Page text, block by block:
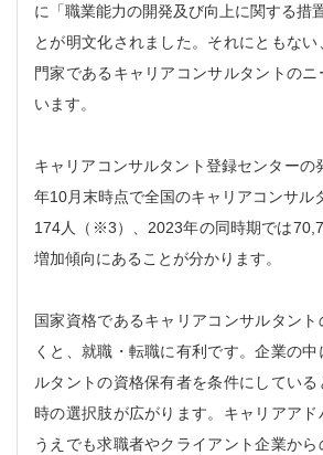
に「職業能⼒の開発及び向上に関する措
とが明文化されました。それにともな
門家であるキャリアコンサルタントの
います。
キャリアコンサルタント登録センターの
年10月末時点で全国のキャリアコンサル
174人（※3）、2023年の同時期では
増加傾向にあることが分かります。
国家資格であるキャリアコンサルタン
くと、就職・転職に有利です。企業の
ルタントの資格保有者を条件にしてい
時の選択肢が広がります。キャリアアド
うえでも求職者やクライアント企業か